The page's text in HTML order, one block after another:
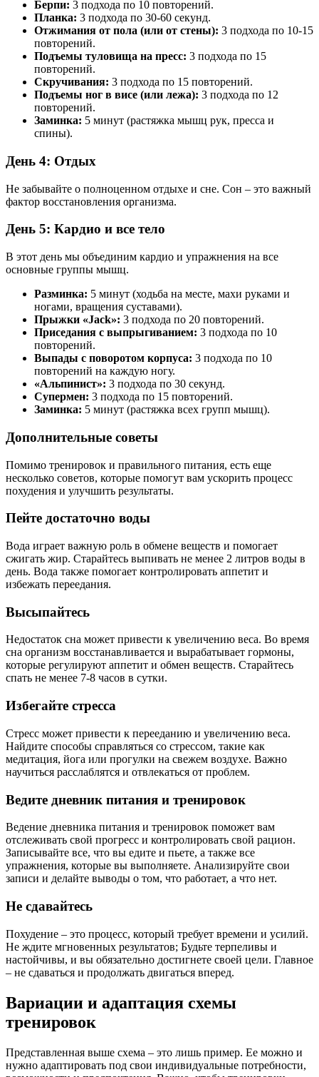
Берпи: 3 подхода по 10 повторений.
Планка: 3 подхода по 30-60 секунд.
Отжимания от пола (или от стены): 3 подхода по 10-15
повторений.
Подъемы туловища на пресс: 3 подхода по 15
повторений.
Скручивания: 3 подхода по 15 повторений.
Подъемы ног в висе (или лежа): 3 подхода по 12
повторений.
Заминка: 5 минут (растяжка мышц рук, пресса и
спины).
День 4: Отдых
Не забывайте о полноценном отдыхе и сне. Сон – это важный
фактор восстановления организма.
День 5: Кардио и все тело
В этот день мы объединим кардио и упражнения на все
основные группы мышц.
Разминка: 5 минут (ходьба на месте, махи руками и
ногами, вращения суставами).
Прыжки «Jack»: 3 подхода по 20 повторений.
Приседания с выпрыгиванием: 3 подхода по 10
повторений.
Выпады с поворотом корпуса: 3 подхода по 10
повторений на каждую ногу.
«Альпинист»: 3 подхода по 30 секунд.
Супермен: 3 подхода по 15 повторений.
Заминка: 5 минут (растяжка всех групп мышц).
Дополнительные советы
Помимо тренировок и правильного питания, есть еще
несколько советов, которые помогут вам ускорить процесс
похудения и улучшить результаты.
Пейте достаточно воды
Вода играет важную роль в обмене веществ и помогает
сжигать жир. Старайтесь выпивать не менее 2 литров воды в
день. Вода также помогает контролировать аппетит и
избежать переедания.
Высыпайтесь
Недостаток сна может привести к увеличению веса. Во время
сна организм восстанавливается и вырабатывает гормоны,
которые регулируют аппетит и обмен веществ. Старайтесь
спать не менее 7-8 часов в сутки.
Избегайте стресса
Стресс может привести к перееданию и увеличению веса.
Найдите способы справляться со стрессом, такие как
медитация, йога или прогулки на свежем воздухе. Важно
научиться расслаблятся и отвлекаться от проблем.
Ведите дневник питания и тренировок
Ведение дневника питания и тренировок поможет вам
отслеживать свой прогресс и контролировать свой рацион.
Записывайте все, что вы едите и пьете, а также все
упражнения, которые вы выполняете. Анализируйте свои
записи и делайте выводы о том, что работает, а что нет.
Не сдавайтесь
Похудение – это процесс, который требует времени и усилий.
Не ждите мгновенных результатов; Будьте терпеливы и
настойчивы, и вы обязательно достигнете своей цели. Главное
– не сдаваться и продолжать двигаться вперед.
Вариации и адаптация схемы
тренировок
Представленная выше схема – это лишь пример. Ее можно и
нужно адаптировать под свои индивидуальные потребности,